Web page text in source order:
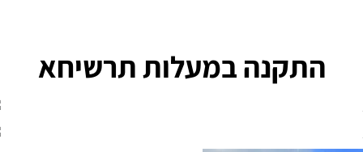
התקנה במעלות תרשיחא